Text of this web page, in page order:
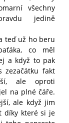
všechny
jedině
teď už ho beru
co měl
a když to pak
zezačátku fakt
ale oproti
na plné čáře.
ale když jim
díky které si je